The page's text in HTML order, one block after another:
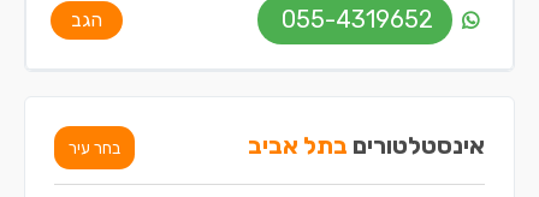
055-4319652 הגב
אינסטלטורים בתל אביב בחר עיר